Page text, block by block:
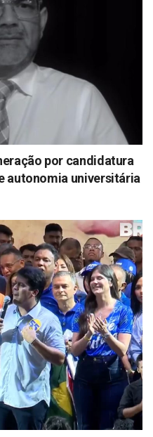
por candidatura
autonomia universitária